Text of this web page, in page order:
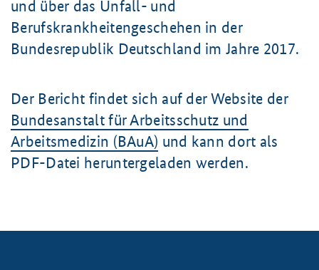
und über das Unfall- und
Berufskrankheitengeschehen in der
Bundesrepublik Deutschland im Jahre 2017.
Der Bericht findet sich auf der Website der
Bundesanstalt für Arbeitsschutz und
Arbeitsmedizin (BAuA) und kann dort als
PDF-Datei heruntergeladen werden.